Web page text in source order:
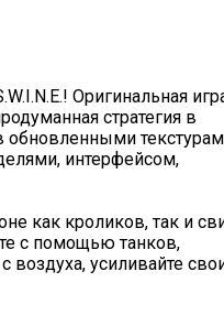
Оригинальная
стратегия в
обновленными
интерфейсом,
как кроликов, так и
с помощью танков,
воздуха, усиливайте